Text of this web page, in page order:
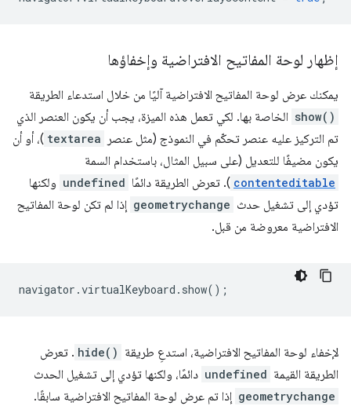
إظهار لوحة المفاتيح الافتراضية وإخفاؤها
يمكنك عرض لوحة المفاتيح الافتراضية آليًا من خلال استدعاء الطريقة
show() الخاصة بها. لكي تعمل هذه الميزة، يجب أن يكون العنصر الذي
تم التركيز عليه عنصر تحكّم في النموذج (مثل عنصر
textarea )، أو أن
يكون مضيفًا للتعديل (على سبيل المثال، باستخدام السمة
contenteditable ). تعرض الطريقة دائمًا undefined ولكنها
تؤدي إلى تشغيل حدث geometrychange إذا لم تكن لوحة المفاتيح
الافتراضية معروضة من قبل.
navigator .virtualKeyboard . show();
لإخفاء لوحة المفاتيح الافتراضية، استدعِ طريقة hide() . تعرض
الطريقة القيمة undefined دائمًا، ولكنها تؤدي إلى تشغيل الحدث
geometrychange إذا تم عرض لوحة المفاتيح الافتراضية سابقًا.